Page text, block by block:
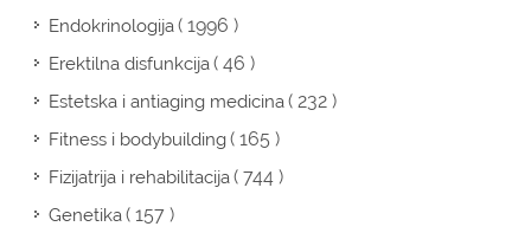
Endokrinologija( 1996 )
Erektilna disfunkcija( 46 )
Estetska i antiaging medicina( 232 )
Fitness i bodybuilding( 165 )
Fizijatrija i rehabilitacija( 744 )
Genetika( 157 )